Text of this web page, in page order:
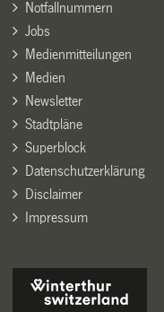
Notfallnummern
Jobs
Medienmitteilungen
Medien
Newsletter
Stadtpläne
Superblock
Datenschutzerklärung
Disclaimer
Impressum